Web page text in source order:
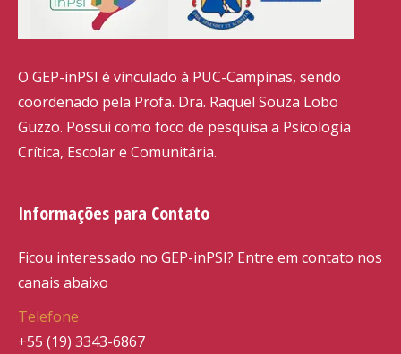
O GEP-inPSI é vinculado à PUC-Campinas, sendo
coordenado pela Profa. Dra. Raquel Souza Lobo
Guzzo. Possui como foco de pesquisa a Psicologia
Crítica, Escolar e Comunitária.
Informações para Contato
Ficou interessado no GEP-inPSI? Entre em contato nos
canais abaixo
Telefone
+55 (19) 3343-6867